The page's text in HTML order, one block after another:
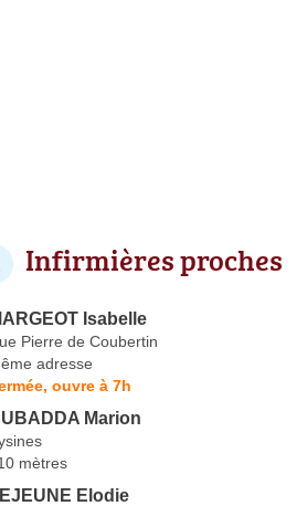
Infirmières proches
Isabelle
Pierre de Coubertin
adresse
ouvre à 7h
Marion
mètres
Elodie